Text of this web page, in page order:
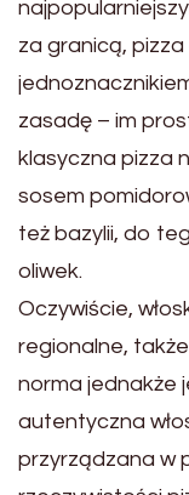
za granicą, pizza
zasadę – im
klasyczna pizza
sosem
też bazylii, do
oliwek.
Oczywiście,
regionalne,
norma jednakże
autentyczna
przyrządzana w